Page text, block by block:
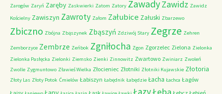
Zarogów Zaryń Zaręby Zaskwierki Zatom Zatory ZawadyZawidz Zawidz
Kościelny Zawiszyn Zawroty Załom Załubice Załuski Zbarzewo
Zbiczno Zbójna Zbąszynek Zbąszyń Zdziwój Stary Zegrze Zehren
Zemborzyce Zembrze Zeńbok Zgniłocha Zgon Zgorzelec Zielona Zielonka
Zielonka Pasłęcka Zielonki Ziemsko Zienki Zinnowitz Zwartowo Zwiniarz Zwoleń
Zwolle Zygmuntowo Zławieś Wielka Złocieniec Złotniki Złotniki Kujawskie Złotoria
Złoty Las Złoty Potok Ćmielów Łabiszyn Łabędnik Łabędzie Łacha Łachca Łagów
Łazy